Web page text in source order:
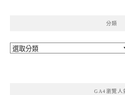
分類
分
GA4瀏覽人